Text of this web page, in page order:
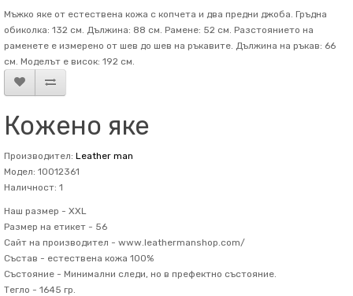
Мъжко яке от естествена кожа с копчета и два предни джоба. Гръдна
обиколка: 132 см. Дължина: 88 см. Рамене: 52 см. Разстоянието на
раменете е измерено от шев до шев на ръкавите. Дължина на ръкав: 66
см. Mоделът е висок: 192 см.
Кожено яке
Производител: Leather man
Модел: 10012361
Наличност: 1
Наш размер - XXL
Размер на етикет - 56
Сайт на производител - www.leathermanshop.com/
Състав - естествена кожа 100%
Състояние - Минимални следи, но в префектно състояние.
Тегло - 1645 гр.